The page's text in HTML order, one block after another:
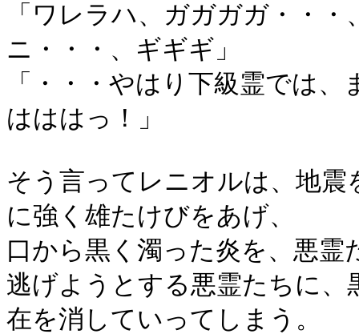
「ワレラハ、ガガガガ・・
ニ・・・、ギギギ」
「・・・やはり下級霊では
はははっ！」
そう言ってレニオルは、地
に強く雄たけびをあげ、
口から黒く濁った炎を、悪霊
逃げようとする悪霊たちに
在を消していってしまう。